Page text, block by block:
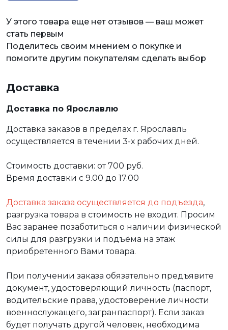
У этого товара еще нет отзывов — ваш может
стать первым
Поделитесь своим мнением о покупке и
помогите другим покупателям сделать выбор
Доставка
Доставка по Ярославлю
Доставка заказов в пределах г. Ярославль
осуществляется в течении 3-х рабочих дней.
Стоимость доставки: от 700 руб.
Время доставки с 9.00 до 17.00
Доставка заказа осуществляется до подъезда,
разгрузка товара в стоимость не входит. Просим
Вас заранее позаботиться о наличии физической
силы для разгрузки и подъёма на этаж
приобретенного Вами товара.
При получении заказа обязательно предъявите
документ, удостоверяющий личность (паспорт,
водительские права, удостоверение личности
военнослужащего, загранпаспорт). Если заказ
будет получать другой человек, необходима